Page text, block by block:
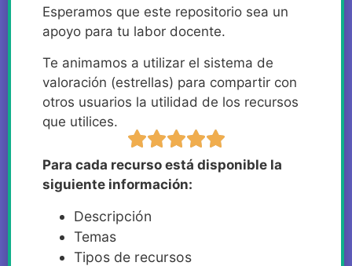
Esperamos que este repositorio sea un
apoyo para tu labor docente.
Te animamos a utilizar el sistema de
valoración (estrellas) para compartir con
otros usuarios la utilidad de los recursos
que utilices.
Para cada recurso está disponible la
siguiente información:
Descripción
Temas
Tipos de recursos